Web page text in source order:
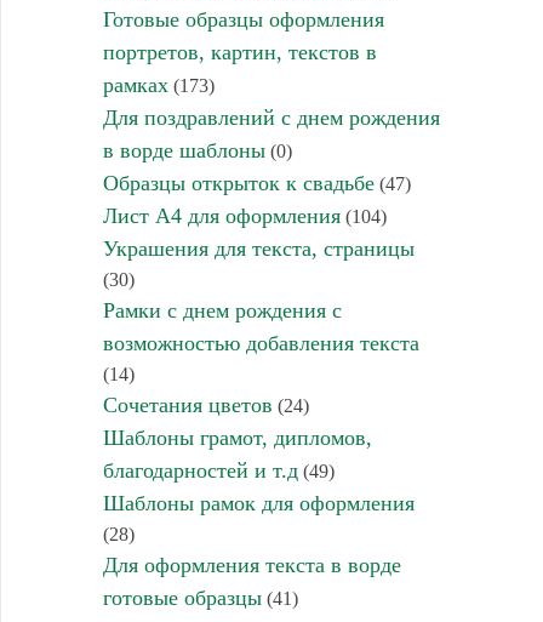
Готовые образцы оформления
портретов, картин, текстов в
рамках(173)
Для поздравлений с днем рождения
в ворде шаблоны(0)
Образцы открыток к свадьбе(47)
Лист А4 для оформления(104)
Украшения для текста, страницы
(30)
Рамки с днем рождения с
возможностью добавления текста
(14)
Сочетания цветов (24)
Шаблоны грамот, дипломов,
благодарностей и т.д(49)
Шаблоны рамок для оформления
(28)
Для оформления текста в ворде
готовые образцы(41)